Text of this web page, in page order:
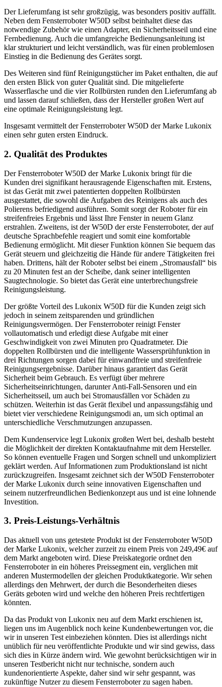
Der Lieferumfang ist sehr großzügig, was besonders positiv auffällt.
Neben dem Fensterroboter W50D selbst beinhaltet diese das
notwendige Zubehör wie einen Adapter, ein Sicherheitsseil und eine
Fernbedienung. Auch die umfangreiche Bedienungsanleitung ist
klar strukturiert und leicht verständlich, was für einen problemlosen
Einstieg in die Bedienung des Gerätes sorgt.
Des Weiteren sind fünf Reinigungstücher im Paket enthalten, die auf
den ersten Blick von guter Qualität sind. Die mitgelieferte
Wasserflasche und die vier Rollbürsten runden den Lieferumfang ab
und lassen darauf schließen, dass der Hersteller großen Wert auf
eine optimale Reinigungsleistung legt.
Insgesamt vermittelt der Fensterroboter W50D der Marke Lukonix
einen sehr guten ersten Eindruck.
2. Qualität des Produktes
Der Fensterroboter W50D der Marke Lukonix bringt für die
Kunden drei signifikant herausragende Eigenschaften mit. Erstens,
ist das Gerät mit zwei patentierten doppelten Rollbürsten
ausgestattet, die sowohl die Aufgaben des Reinigens als auch des
Polierens befriedigend ausführen. Somit sorgt der Roboter für ein
streifenfreies Ergebnis und lässt Ihre Fenster in neuem Glanz
erstrahlen. Zweitens, ist der W50D der erste Fensterroboter, der auf
deutsche Sprachbefehle reagiert und somit eine komfortable
Bedienung ermöglicht. Mit dieser Funktion können Sie bequem das
Gerät steuern und gleichzeitig die Hände für andere Tätigkeiten frei
haben. Drittens, hält der Roboter selbst bei einem „Stromausfall“ bis
zu 20 Minuten fest an der Scheibe, dank seiner intelligenten
Saugtechnologie. So bietet das Gerät eine unterbrechungsfreie
Reinigungsleistung.
Der größte Vorteil des Lukonix W50D für die Kunden zeigt sich
jedoch in seinem zeitsparenden und gründlichen
Reinigungsvermögen. Der Fensterroboter reinigt Fenster
vollautomatisch und erledigt diese Aufgabe mit einer
Geschwindigkeit von zwei Minuten pro Quadratmeter. Die
doppelten Rollbürsten und die intelligente Wassersprühfunktion in
drei Richtungen sorgen dabei für einwandfreie und streifenfreie
Reinigungsergebnisse. Darüber hinaus garantiert das Gerät
Sicherheit beim Gebrauch. Es verfügt über mehrere
Sicherheitseinrichtungen, darunter Anti-Fall-Sensoren und ein
Sicherheitsseil, um auch bei Stromausfällen vor Schäden zu
schützen. Weiterhin ist das Gerät flexibel und anpassungsfähig und
bietet vier verschiedene Reinigungsmodi an, um sich optimal an
unterschiedliche Verschmutzungen anzupassen.
Dem Kundenservice legt Lukonix großen Wert bei, deshalb besteht
die Möglichkeit der direkten Kontaktaufnahme mit dem Hersteller.
So können eventuelle Fragen und Sorgen schnell und unkompliziert
geklärt werden. Auf Informationen zum Produktionsland ist nicht
zurückzugreifen. Insgesamt zeichnet sich der W50D Fensterroboter
der Marke Lukonix durch seine innovativen Eigenschaften und
seinem nutzerfreundlichen Bedienkonzept aus und ist eine lohnende
Investition.
3. Preis-Leistungs-Verhältnis
Das aktuell von uns getestete Produkt ist der Fensterroboter W50D
der Marke Lukonix, welcher zurzeit zu einem Preis von 249,49€ auf
dem Markt angeboten wird. Diese Preiskategorie ordnet den
Fensterroboter in ein höheres Preissegment ein, verglichen mit
anderen Mustermodellen der gleichen Produktkategorie. Wir sehen
allerdings den Mehrwert, der durch die Besonderheiten dieses
Geräts geboten wird und welche den höheren Preis rechtfertigen
könnten.
Da das Produkt von Lukonix neu auf dem Markt erschienen ist,
liegen uns im Augenblick noch keine Kundenbewertungen vor, die
wir in unseren Test einbeziehen könnten. Dies ist allerdings nicht
unüblich für neu veröffentlichte Produkte und wir sind gewiss, dass
sich dies in Kürze ändern wird. Wie gewohnt berücksichtigen wir in
unseren Testbericht nicht nur technische, sondern auch
kundenorientierte Aspekte, daher sind wir sehr gespannt, was
zukünftige Nutzer zu diesem Fensterroboter zu sagen haben.